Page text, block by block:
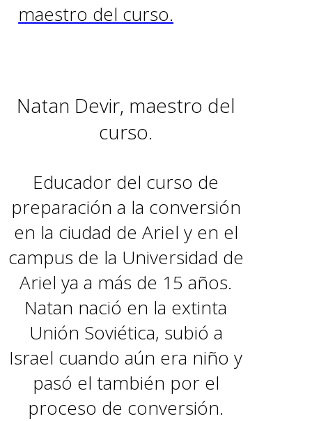
maestro del curso.
Natan Devir, maestro del
curso.
Educador del curso de
preparación a la conversión
en la ciudad de Ariel y en el
campus de la Universidad de
Ariel ya a más de 15 años.
Natan nació en la extinta
Unión Soviética, subió a
Israel cuando aún era niño y
pasó el también por el
proceso de conversión.